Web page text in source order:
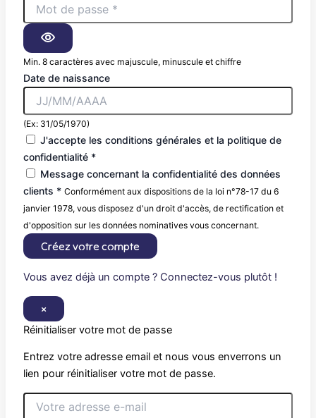
Min. 8 caractères avec majuscule, minuscule et chiffre
Date de naissance
(Ex: 31/05/1970)
J'accepte les conditions générales et la politique de
confidentialité *
Message concernant la confidentialité des données
clients * Conformément aux dispositions de la loi n°78-17 du 6
janvier 1978, vous disposez d'un droit d'accès, de rectification et
d'opposition sur les données nominatives vous concernant.
Créez votre compte
Vous avez déjà un compte ? Connectez-vous plutôt !
×
Réinitialiser votre mot de passe
Entrez votre adresse email et nous vous enverrons un
lien pour réinitialiser votre mot de passe.